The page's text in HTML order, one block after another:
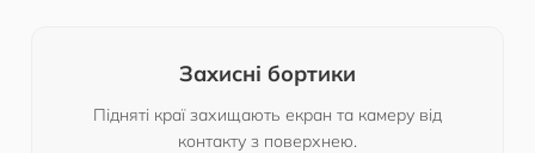
Захисні бортики
Підняті краї захищають екран та камеру від
контакту з поверхнею.